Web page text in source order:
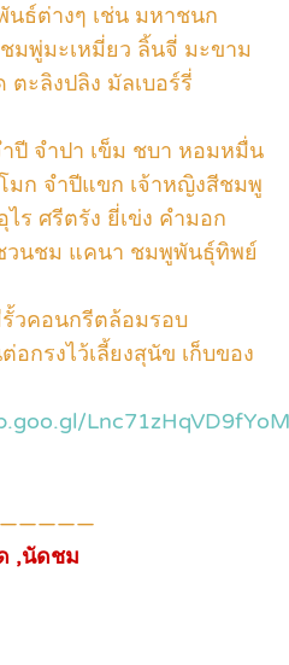
ธ์ต่างๆ เช่น มหาชนก
มพู่มะเหมี่ยว ลิ้นจี่ มะขาม
ตะลิงปลิง มัลเบอร์รี่
ปี จำปา เข็ม ชบา หอมหมื่น
มก จำปีแขก เจ้าหญิงสีชมพู
ร ศรีตรัง ยี่เข่ง คำมอก
วนชม แคนา ชมพูพันธุ์ทิพย์
วคอนกรีตล้อมรอบ
กรงไว้เลี้ยงสุนัข เก็บของ
,นัดชม